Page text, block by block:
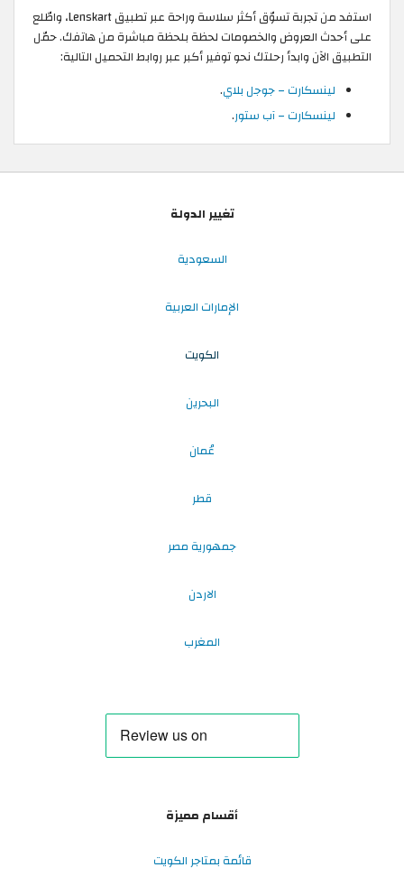
استفد من تجربة تسوّق أكثر سلاسة وراحة عبر تطبيق Lenskart، واطّلع
على أحدث العروض والخصومات لحظة بلحظة مباشرة من هاتفك. حمّل
التطبيق الآن وابدأ رحلتك نحو توفير أكبر عبر روابط التحميل التالية:
لينسكارت – جوجل بلاي.
لينسكارت – آب ستور.
تغيير الدولة
السعودية
الإمارات العربية
الكويت
البحرين
عُمان
قطر
جمهورية مصر
الاردن
المغرب
أقسام مميزة
قائمة بمتاجر الكويت